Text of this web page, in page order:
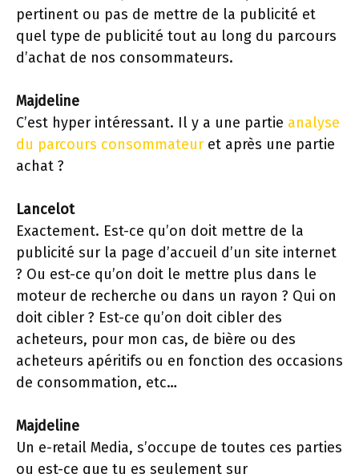
pertinent ou pas de mettre de la publicité et
quel type de publicité tout au long du parcours
d’achat de nos consommateurs.
Majdeline
C’est hyper intéressant. Il y a une partie analyse
du parcours consommateur et après une partie
achat ?
Lancelot
Exactement. Est-ce qu’on doit mettre de la
publicité sur la page d’accueil d’un site internet
? Ou est-ce qu’on doit le mettre plus dans le
moteur de recherche ou dans un rayon ? Qui on
doit cibler ? Est-ce qu’on doit cibler des
acheteurs, pour mon cas, de bière ou des
acheteurs apéritifs ou en fonction des occasions
de consommation, etc…
Majdeline
Un e-retail Media, s’occupe de toutes ces parties
ou est-ce que tu es seulement sur